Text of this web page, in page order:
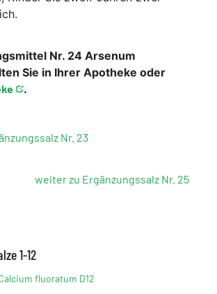
Nr. 24 Arsenum
Sie in Ihrer Apotheke oder
.
Nr. 23
weiter zu Ergänzungssalz Nr. 25
1-12
fluoratum D12